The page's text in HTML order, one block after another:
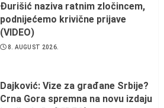
Đurišić naziva ratnim zločincem,
podnijećemo krivične prijave
(VIDEO)
8. AUGUST 2026.
Dajković: Vize za građane Srbije?
Crna Gora spremna na novu izdaju